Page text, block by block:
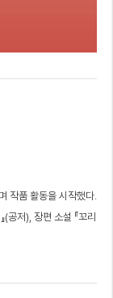
작품 활동을 시작했다.
(공저), 장편 소설 『꼬리